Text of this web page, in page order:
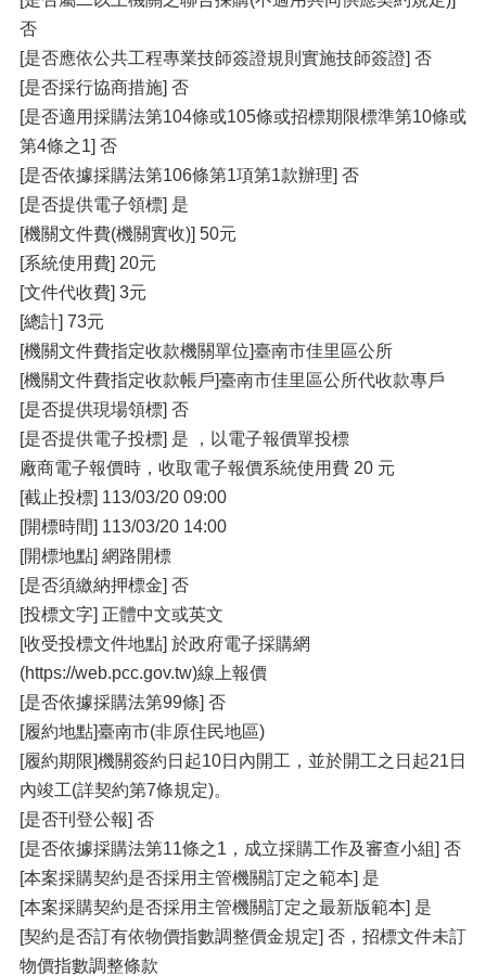
否
[是否應依公共工程專業技師簽證規則實施技師簽證] 否
[是否採行協商措施] 否
[是否適用採購法第104條或105條或招標期限標準第10條或
第4條之1] 否
[是否依據採購法第106條第1項第1款辦理] 否
[是否提供電子領標] 是
[機關文件費(機關實收)] 50元
[系統使用費] 20元
[文件代收費] 3元
[總計] 73元
[機關文件費指定收款機關單位]臺南市佳里區公所
[機關文件費指定收款帳戶]臺南市佳里區公所代收款專戶
[是否提供現場領標] 否
[是否提供電子投標] 是 ，以電子報價單投標
廠商電子報價時，收取電子報價系統使用費 20 元
[截止投標] 113/03/20 09:00
[開標時間] 113/03/20 14:00
[開標地點] 網路開標
[是否須繳納押標金] 否
[投標文字] 正體中文或英文
[收受投標文件地點] 於政府電子採購網
(https://web.pcc.gov.tw)線上報價
[是否依據採購法第99條] 否
[履約地點]臺南市(非原住民地區)
[履約期限]機關簽約日起10日內開工，並於開工之日起21日
內竣工(詳契約第7條規定)。
[是否刊登公報] 否
[是否依據採購法第11條之1，成立採購工作及審查小組] 否
[本案採購契約是否採用主管機關訂定之範本] 是
[本案採購契約是否採用主管機關訂定之最新版範本] 是
[契約是否訂有依物價指數調整價金規定] 否，招標文件未訂
物價指數調整條款